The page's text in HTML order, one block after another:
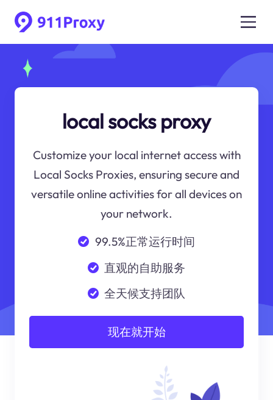
local socks proxy
Customize your local internet access with
Local Socks Proxies, ensuring secure and
versatile online activities for all devices on
your network.
99.5%正常运行时间
直观的自助服务
全天候支持团队
现在就开始